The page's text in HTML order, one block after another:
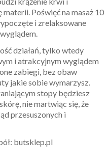
Poświęć na masaż 10
i zrelaksowane
działań, tylko wtedy
i atrakcyjnym wyglądem
zabiegi, bez obaw
jakie sobie wymarzysz.
stopy będziesz
nie martwiąc się, że
przesuszonych i
butsklep.pl